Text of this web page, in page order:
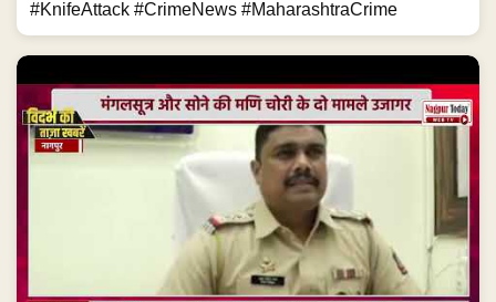
#KnifeAttack #CrimeNews #MaharashtraCrime